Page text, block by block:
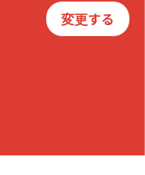
変更する